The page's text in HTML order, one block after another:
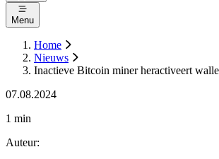
Menu
Home
Nieuws
Inactieve Bitcoin miner heractiveert
07.08.2024
1 min
Auteur: